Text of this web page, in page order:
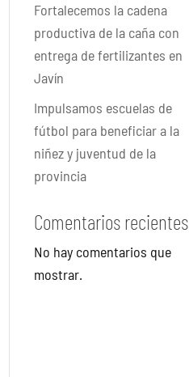
Fortalecemos la cadena
productiva de la caña con
entrega de fertilizantes en
Javín
Impulsamos escuelas de
fútbol para beneficiar a la
niñez y juventud de la
provincia
Comentarios recientes
No hay comentarios que
mostrar.